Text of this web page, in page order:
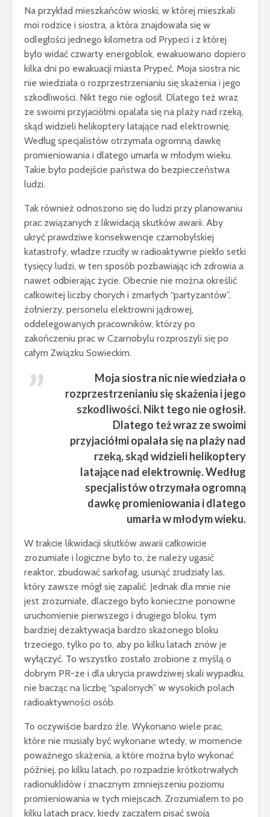
Na przykład mieszkańców wioski, w której mieszkali
moi rodzice i siostra, a która znajdowała się w
odległości jednego kilometra od Prypeci i z której
było widać czwarty energoblok, ewakuowano dopiero
kilka dni po ewakuacji miasta Prypeć. Moja siostra nic
nie wiedziała o rozprzestrzenianiu się skażenia i jego
szkodliwości. Nikt tego nie ogłosił. Dlatego też wraz
ze swoimi przyjaciółmi opalała się na plaży nad rzeką,
skąd widzieli helikoptery latające nad elektrownię.
Według specjalistów otrzymała ogromną dawkę
promieniowania i dlatego umarła w młodym wieku.
Takie było podejście państwa do bezpieczeństwa
ludzi.
Tak również odnoszono się do ludzi przy planowaniu
prac związanych z likwidacją skutków awarii. Aby
ukryć prawdziwe konsekwencje czarnobylskiej
katastrofy, władze rzuciły w radioaktywne piekło setki
tysięcy ludzi, w ten sposób pozbawiając ich zdrowia a
nawet odbierając życie. Obecnie nie można określić
całkowitej liczby chorych i zmarłych “partyzantów”,
żołnierzy, personelu elektrowni jądrowej,
oddelegowanych pracowników, którzy po
zakończeniu prac w Czarnobylu rozproszyli się po
całym Związku Sowieckim.
Moja siostra nic nie wiedziała o
rozprzestrzenianiu się skażenia i jego
szkodliwości. Nikt tego nie ogłosił.
Dlatego też wraz ze swoimi
przyjaciółmi opalała się na plaży nad
rzeką, skąd widzieli helikoptery
latające nad elektrownię. Według
specjalistów otrzymała ogromną
dawkę promieniowania i dlatego
umarła w młodym wieku.
W trakcie likwidacji skutków awarii całkowicie
zrozumiałe i logiczne było to, że należy ugasić
reaktor, zbudować sarkofag, usunąć zrudziały las,
który zawsze mógł się zapalić. Jednak dla mnie nie
jest zrozumiałe, dlaczego było konieczne ponowne
uruchomienie pierwszego i drugiego bloku, tym
bardziej dezaktywacja bardzo skażonego bloku
trzeciego, tylko po to, aby po kilku latach znów je
wyłączyć. To wszystko zostało zrobione z myślą o
dobrym PR-ze i dla ukrycia prawdziwej skali wypadku,
nie bacząc na liczbę “spalonych” w wysokich polach
radioaktywności osób.
To oczywiście bardzo źle. Wykonano wiele prac,
które nie musiały być wykonane wtedy, w momencie
poważnego skażenia, a które można było wykonać
później, po kilku latach, po rozpadzie krótkotrwałych
radionuklidów i znacznym zmniejszeniu poziomu
promieniowania w tych miejscach. Zrozumiałem to po
kilku latach pracy, kiedy zacząłem pisać swoją